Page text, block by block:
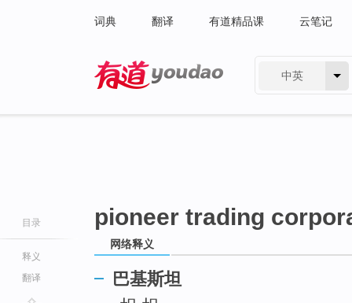
词典 翻译 有道精品课 云笔记
中英
目录
释义
翻译
pioneer trading
网络释义
巴基斯坦